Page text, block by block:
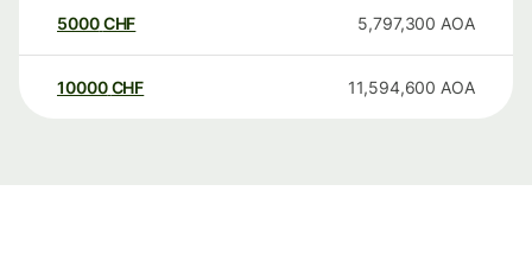
5000CHF 5,797,300 AOA
10000 CHF 11,594,600 AOA